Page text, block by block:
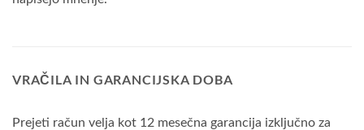
VRAČILA IN GARANCIJSKA DOBA
Prejeti račun velja kot 12 mesečna garancija izključno za